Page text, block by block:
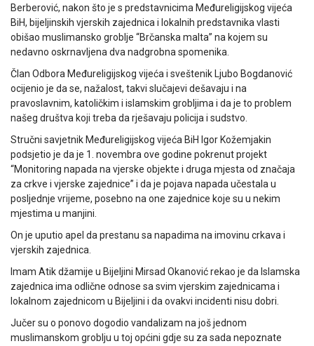
Berberović, nakon što je s predstavnicima Međureligijskog vijeća
BiH, bijeljinskih vjerskih zajednica i lokalnih predstavnika vlasti
obišao muslimansko groblje “Brčanska malta” na kojem su
nedavno oskrnavljena dva nadgrobna spomenika.
Član Odbora Međureligijskog vijeća i sveštenik Ljubo Bogdanović
ocijenio je da se, nažalost, takvi slučajevi dešavaju i na
pravoslavnim, katoličkim i islamskim grobljima i da je to problem
našeg društva koji treba da rješavaju policija i sudstvo.
Stručni savjetnik Međureligijskog vijeća BiH Igor Kožemjakin
podsjetio je da je 1. novembra ove godine pokrenut projekt
“Monitoring napada na vjerske objekte i druga mjesta od značaja
za crkve i vjerske zajednice” i da je pojava napada učestala u
posljednje vrijeme, posebno na one zajednice koje su u nekim
mjestima u manjini.
On je uputio apel da prestanu sa napadima na imovinu crkava i
vjerskih zajednica.
Imam Atik džamije u Bijeljini Mirsad Okanović rekao je da Islamska
zajednica ima odlične odnose sa svim vjerskim zajednicama i
lokalnom zajednicom u Bijeljini i da ovakvi incidenti nisu dobri.
Jučer su o ponovo dogodio vandalizam na još jednom
muslimanskom groblju u toj općini gdje su za sada nepoznate